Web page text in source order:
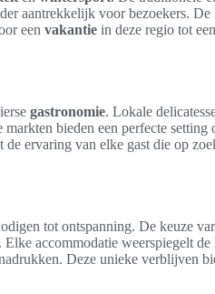
aantrekkelijk voor bezoekers.
een vakantie in deze regio tot
gastronomie. Lokale
bieden een perfecte setting
ervaring van elke gast die op
tot ontspanning. De keuze
accommodatie weerspiegelt de
Deze unieke verblijven